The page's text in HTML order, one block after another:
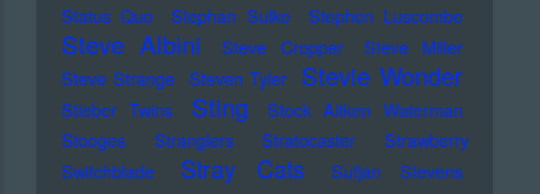
Status Quo
Stephan Sulke Stephen Luscombe
Steve Albini Steve Cropper
Steve Miller
Steve Strange Steven Tyler Stevie Wonder
Stieber Twins Sting
Stock Aitken Waterman
Stooges
Stranglers Stratocaster
Strawberry
Switchblade
Stray Cats
Sufjan Stevens